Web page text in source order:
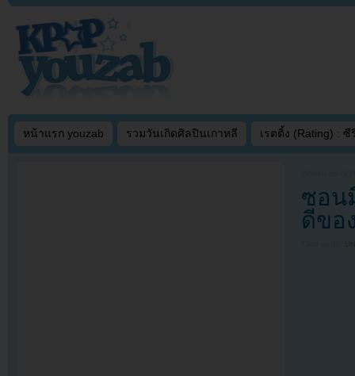
หน้าแรก youzab รวมวันเกิดศิลปินเกาหลี เรตติ้ง (Rating) : ซี
ซอน
ดีขอ